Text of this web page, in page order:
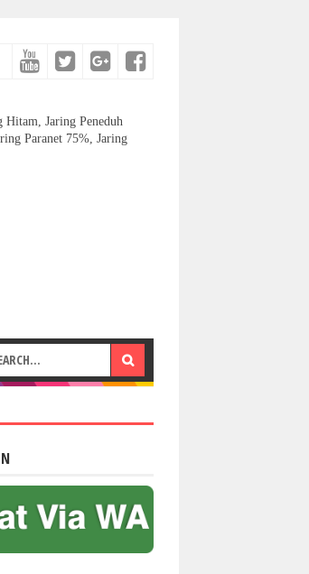
Hitam, Jaring Peneduh
Paranet 75%, Jaring